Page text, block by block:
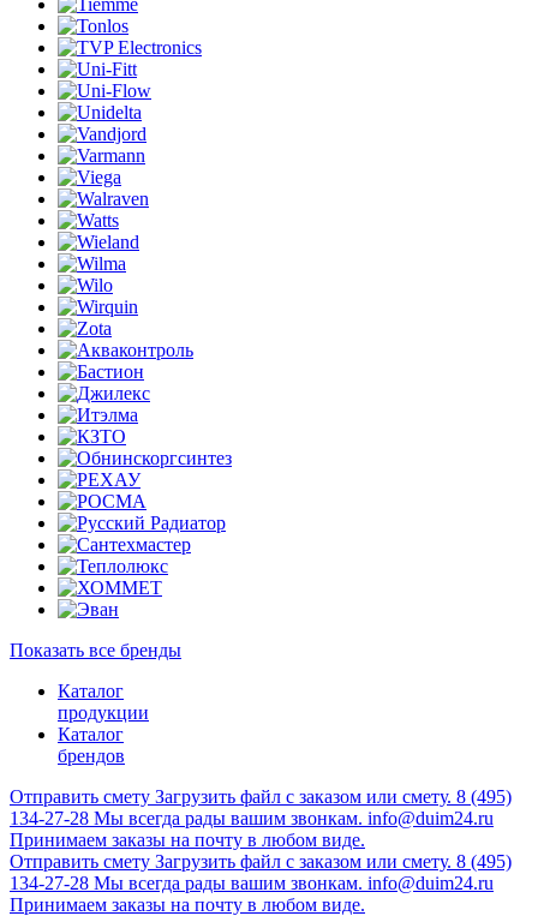
Показать все бренды
Каталог
продукции
Каталог
брендов
Отправить смету Загрузить файл с заказом или смету. 8 (495)
134-27-28 Мы всегда рады вашим звонкам. info@duim24.ru
Принимаем заказы на почту в любом виде.
Отправить смету Загрузить файл с заказом или смету. 8 (495)
134-27-28 Мы всегда рады вашим звонкам. info@duim24.ru
Принимаем заказы на почту в любом виде.